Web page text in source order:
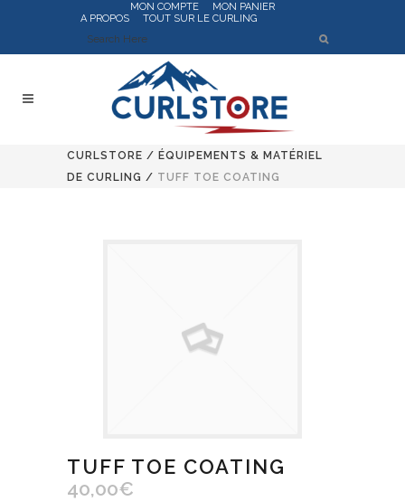
MON COMPTE
MON PANIER
A PROPOS
TOUT SUR LE CURLING
CURLSTORE / ÉQUIPEMENTS & MATÉRIEL
DE CURLING / TUFF TOE COATING
TUFF TOE COATING
40,00€